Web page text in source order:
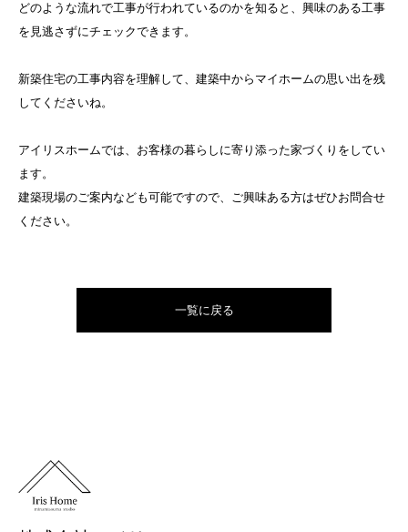
どのような流れで工事が行われているのかを知ると、興味のある工事
を見逃さずにチェックできます。
新築住宅の工事内容を理解して、建築中からマイホームの思い出を残
してくださいね。
アイリスホームでは、お客様の暮らしに寄り添った家づくりをしてい
ます。
建築現場のご案内なども可能ですので、ご興味ある方はぜひお問合せ
ください。
一覧に戻る